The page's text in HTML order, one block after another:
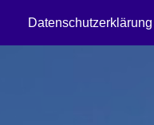
Datenschutzerklärung